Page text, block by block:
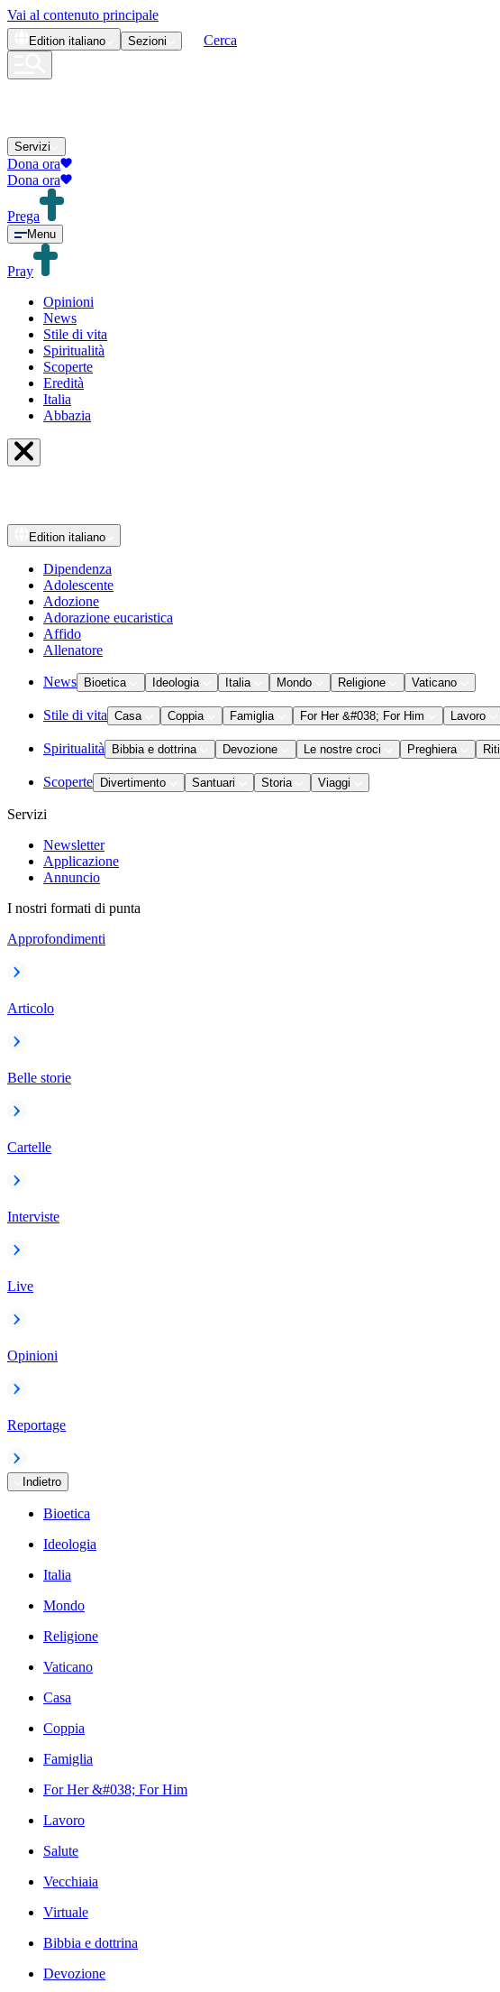
Vai al contenuto principale
Edition italiano Sezioni Cerca
Servizi
Dona ora
Dona ora
Prega
Menu
Pray
Opinioni
News
Stile di vita
Spiritualità
Scoperte
Eredità
Italia
Abbazia
Edition italiano
Dipendenza
Adolescente
Adozione
Adorazione eucaristica
Affido
Allenatore
News Bioetica Ideologia Italia Mondo Religione Vaticano
Stile di vita Casa Coppia Famiglia For Her &#038; For Him Lavoro
Spiritualità Bibbia e dottrina Devozione Le nostre croci Preghiera Riti
Scoperte Divertimento Santuari Storia Viaggi
Servizi
Newsletter
Applicazione
Annuncio
I nostri formati di punta
Approfondimenti
Articolo
Belle storie
Cartelle
Interviste
Live
Opinioni
Reportage
Indietro
Bioetica
Ideologia
Italia
Mondo
Religione
Vaticano
Casa
Coppia
Famiglia
For Her &#038; For Him
Lavoro
Salute
Vecchiaia
Virtuale
Bibbia e dottrina
Devozione